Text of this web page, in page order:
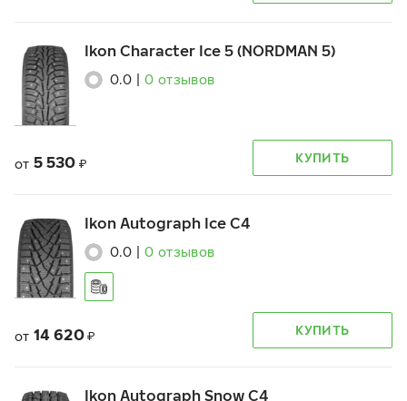
Ikon Character Ice 5 (NORDMAN 5)
0.0 0 отзывов
от 5 530 ₽ КУПИТЬ
Ikon Autograph Ice C4
0.0 0 отзывов
от 14 620 ₽ КУПИТЬ
Ikon Autograph Snow C4